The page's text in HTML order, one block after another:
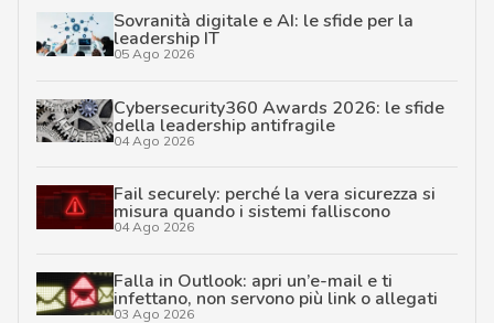
Sovranità digitale e AI: le sfide per la
leadership IT
05 Ago 2026
Cybersecurity360 Awards 2026: le sfide
della leadership antifragile
04 Ago 2026
Fail securely: perché la vera sicurezza si
misura quando i sistemi falliscono
04 Ago 2026
Falla in Outlook: apri un’e-mail e ti
infettano, non servono più link o allegati
03 Ago 2026